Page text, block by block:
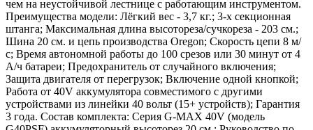
чем на неустойчивой лестнице с работающим инструментом.
Преимущества модели: Лёгкий вес - 3,7 кг.; 3-х секционная
штанга; Максимальная длина высотореза/сучкореза - 203 см.;
Шина 20 см. и цепь производства Oregon; Скорость цепи 8 м/
с; Время автономной работы до 100 срезов или 30 минут от 4
А/ч батареи; Предохранитель от случайного включения;
Защита двигателя от перегрузок; Включение одной кнопкой;
Работа от 40V аккумулятора совместимого с другими
устройствами из линейки 40 вольт (15+ устройств); Гарантия
3 года. Состав комплекта: Серия G-MAX 40V (модель